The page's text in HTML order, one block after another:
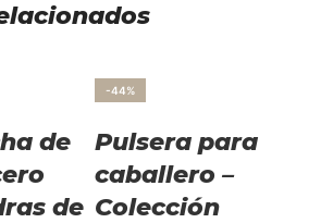
de
de
-44%
Pulsera para
caballero –
Colección